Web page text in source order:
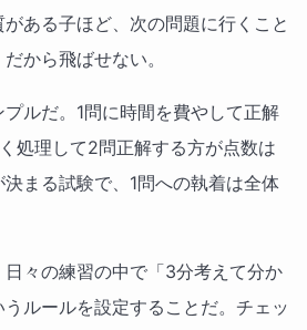
ある子ほど、次の問題に行くこと
から飛ばせない。
ルだ。1問に時間を費やして正解
処理して2問正解する方が点数は
まる試験で、1問への執着は全体
々の練習の中で「3分考えて分か
ルールを設定することだ。チェッ